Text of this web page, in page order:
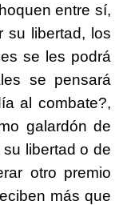
entre sí,
su libertad, los
se les podrá
se pensará
al combate?,
galardón de
libertad o de
otro premio
más que